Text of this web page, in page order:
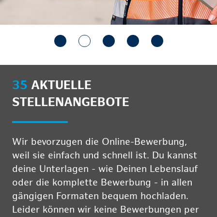
35 AKTUELLE
STELLENANGEBOTE
Wir bevorzugen die Online-Bewerbung,
weil sie einfach und schnell ist. Du kannst
deine Unterlagen - wie Deinen Lebenslauf
oder die komplette Bewerbung - in allen
gängigen Formaten bequem hochladen.
Leider können wir keine Bewerbungen per